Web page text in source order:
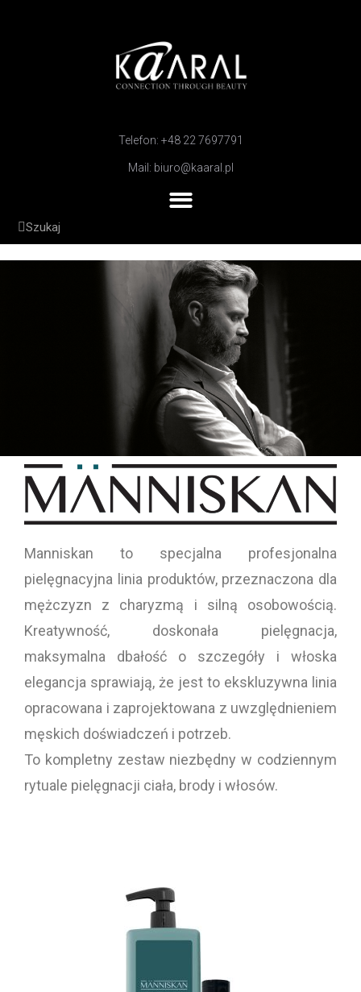
Telefon: +48 22 7697791
Mail: biuro@kaaral.pl
Manniskan to specjalna profesjonalna
pielęgnacyjna linia produktów, przeznaczona dla
mężczyzn z charyzmą i silną osobowością.
Kreatywność, doskonała pielęgnacja,
maksymalna dbałość o szczegóły i włoska
elegancja sprawiają, że jest to ekskluzywna linia
opracowana i zaprojektowana z uwzględnieniem
męskich doświadczeń i potrzeb.
To kompletny zestaw niezbędny w codziennym
rytuale pielęgnacji ciała, brody i włosów.